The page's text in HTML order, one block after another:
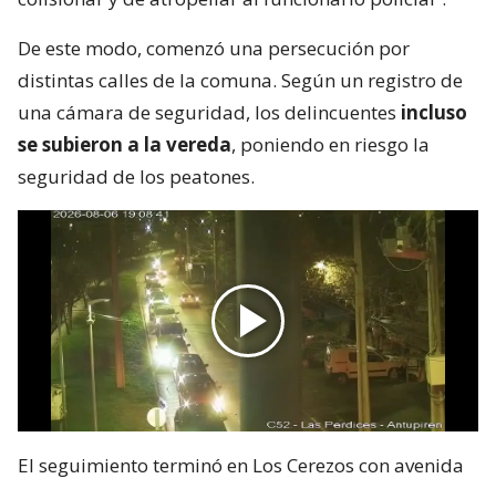
De este modo, comenzó una persecución por
distintas calles de la comuna. Según un registro de
una cámara de seguridad, los delincuentes incluso
se subieron a la vereda, poniendo en riesgo la
seguridad de los peatones.
El seguimiento terminó en Los Cerezos con avenida